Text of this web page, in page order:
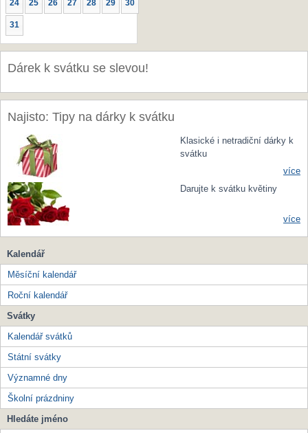
24 25 26 27 28 29 30
31
Dárek k svátku se slevou!
Najisto: Tipy na dárky k svátku
Klasické i netradiční dárky k
svátku
více
Darujte k svátku květiny
více
Kalendář
Měsíční kalendář
Roční kalendář
Svátky
Kalendář svátků
Státní svátky
Významné dny
Školní prázdniny
Hledáte jméno